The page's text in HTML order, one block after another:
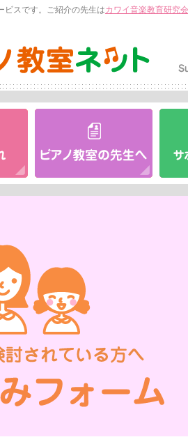
ビスです。ご紹介の先生はカワイ音楽教育研究会